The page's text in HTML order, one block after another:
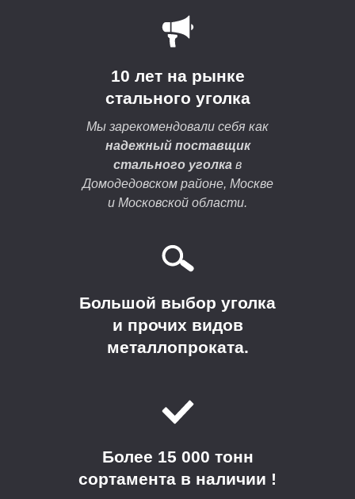
10 лет на рынке
стального уголка
Мы зарекомендовали себя как
надежный поставщик
стального уголка в
Домодедовском районе, Москве
и Московской области.
Большой выбор уголка
и прочих видов
металлопроката.
Более 15 000 тонн
сортамента в наличии !